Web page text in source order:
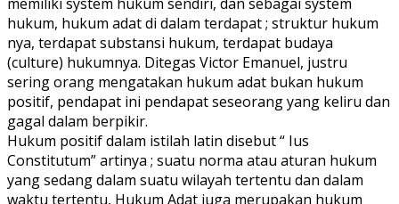
hukum, hukum adat di dalam terdapat ; struktur hukum
nya, terdapat substansi hukum, terdapat budaya
(culture) hukumnya. Ditegas Victor Emanuel, justru
sering orang mengatakan hukum adat bukan hukum
positif, pendapat ini pendapat seseorang yang keliru dan
gagal dalam berpikir.
Hukum positif dalam istilah latin disebut “ Ius
Constitutum” artinya ; suatu norma atau aturan hukum
yang sedang dalam suatu wilayah tertentu dan dalam
waktu tertentu, Hukum Adat juga merupakan hukum